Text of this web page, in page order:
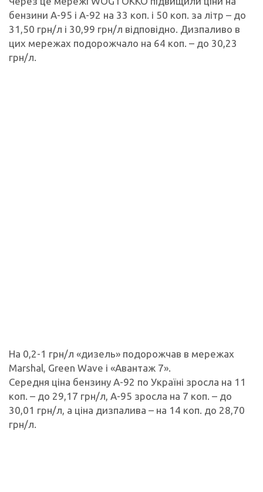
бензини А-95 і А-92 на 33 коп. і 50 коп. за літр – до
31,50 грн/л і 30,99 грн/л відповідно. Дизпаливо в
цих мережах подорожчало на 64 коп. – до 30,23
грн/л.
На 0,2-1 грн/л «дизель» подорожчав в мережах
Marshal, Green Wave і «Авантаж 7».
Середня ціна бензину А-92 по Україні зросла на 11
коп. – до 29,17 грн/л, А-95 зросла на 7 коп. – до
30,01 грн/л, а ціна дизпалива – на 14 коп. до 28,70
грн/л.